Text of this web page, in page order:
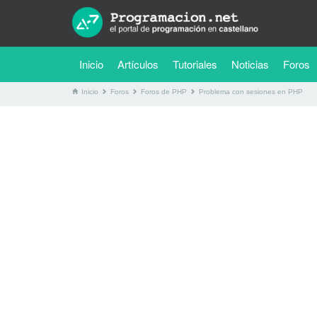
Inicio Artículos Tutoriales (current)
Noticias Foros
Inicio Foros Foros de PHP Problema con sesiones en PHP